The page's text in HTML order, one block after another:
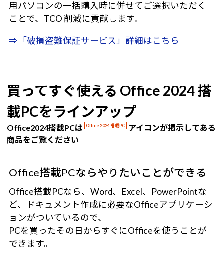
用パソコンの一括購入時に併せてご選択いただく
ことで、TCO 削減に貢献します。
⇒「破損盗難保証サービス」詳細はこちら
買ってすぐ使える Office 2024 搭
載PCをラインアップ
Office2024搭載PCは Office 2024 搭載PC
アイコンが掲示してある
商品をご覧ください
Office搭載PCならやりたいことができる
Office搭載PCなら、Word、Excel、PowerPointな
ど、ドキュメント作成に必要なOfficeアプリケーシ
ョンがついているので、
PCを買ったその日からすぐにOfficeを使うことが
できます。